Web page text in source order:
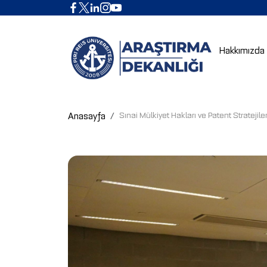
Hakkımızda
Anasayfa Sınai Mülkiyet Hakları ve Patent